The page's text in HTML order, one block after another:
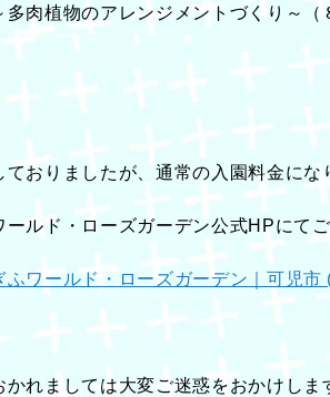
多肉植物のアレンジメントづくり～（
ておりましたが、通常の入園料金にな
ルド・ローズガーデン公式HPにて
ふワールド・ローズガーデン｜可児
れましては大変ご迷惑をおかけしま